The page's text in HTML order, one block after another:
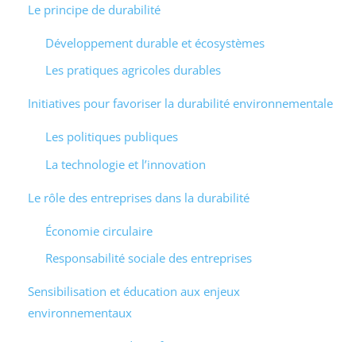
Le principe de durabilité
Développement durable et écosystèmes
Les pratiques agricoles durables
Initiatives pour favoriser la durabilité environnementale
Les politiques publiques
La technologie et l’innovation
Le rôle des entreprises dans la durabilité
Économie circulaire
Responsabilité sociale des entreprises
Sensibilisation et éducation aux enjeux
environnementaux